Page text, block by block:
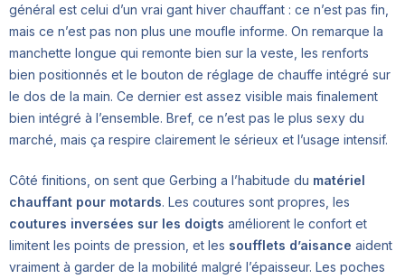
général est celui d’un vrai gant hiver chauffant : ce n’est pas fin,
mais ce n’est pas non plus une moufle informe. On remarque la
manchette longue qui remonte bien sur la veste, les renforts
bien positionnés et le bouton de réglage de chauffe intégré sur
le dos de la main. Ce dernier est assez visible mais finalement
bien intégré à l’ensemble. Bref, ce n’est pas le plus sexy du
marché, mais ça respire clairement le sérieux et l’usage intensif.
Côté finitions, on sent que Gerbing a l’habitude du matériel
chauffant pour motards. Les coutures sont propres, les
coutures inversées sur les doigts améliorent le confort et
limitent les points de pression, et les soufflets d’aisance aident
vraiment à garder de la mobilité malgré l’épaisseur. Les poches